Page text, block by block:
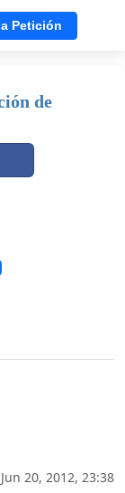
Petición
de
Jun 20, 2012, 23:38